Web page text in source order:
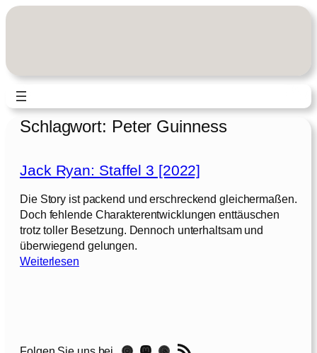
Zum
Schlagwort: Peter Guinness
Jack Ryan: Staffel 3 [2022]
Die Story ist packend und erschreckend gleichermaßen.
Doch fehlende Charakterentwicklungen enttäuschen
trotz toller Besetzung. Dennoch unterhaltsam und
überwiegend gelungen.
Weiterlesen:
Instagram Mastodon Threads